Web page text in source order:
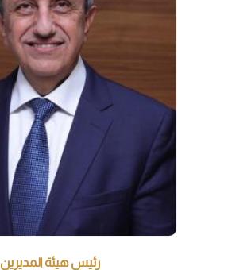
رئيس هيئة المديرين